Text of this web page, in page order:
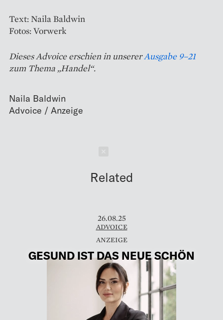
Text: Naila Baldwin
Fotos: Vorwerk
Dieses Advoice erschien in unsererAusgabe 9–21
zum Thema „Handel“.
Naila Baldwin
Related
26.08.25
ADVOICE
GESUND IST DAS NEUE SCHÖN